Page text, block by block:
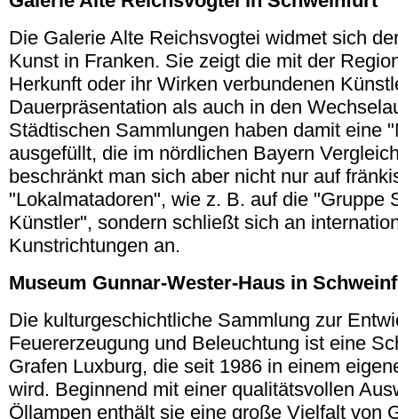
Die Galerie Alte Reichsvogtei widmet sich
Kunst in Franken. Sie zeigt die mit der
Herkunft oder ihr Wirken verbundenen
Dauerpräsentation als auch in den
Städtischen Sammlungen haben damit eine
ausgefüllt, die im nördlichen Bayern
beschränkt man sich aber nicht nur auf
"Lokalmatadoren", wie z. B. auf die "Gruppe
Künstler", sondern schließt sich an
Kunstrichtungen an.
Museum Gunnar-Wester-Haus in
Die kulturgeschichtliche Sammlung zur
Feuererzeugung und Beleuchtung ist eine
Grafen Luxburg, die seit 1986 in einem
wird. Beginnend mit einer qualitätsvollen
Öllampen enthält sie eine große Vielfalt von